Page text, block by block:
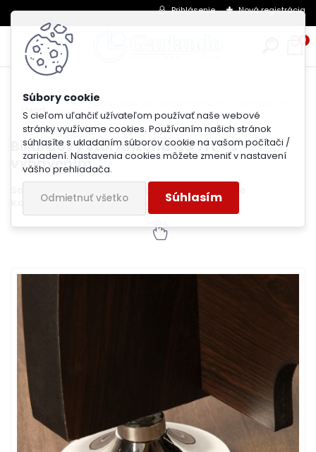
S cieľom uľahčiť užívateľom používať naše webové
stránky využívame cookies. Používaním našich stránok
súhlasíte s ukladaním súborov cookie na vašom počítači /
zariadení. Nastavenia cookies môžete zmeniť v nastavení
vášho prehliadača.
Odmietnuť všetko Súhlasím
Prihlásenie Nová registrácia
0
Úvod
Biliardový stôl Arizona HG 7ft - s vybavením
Biliardový stôl Arizona HG 7ft - s
vybavením
Samospádový systém vracania gulí. V cene
kompletné príslušenstvo